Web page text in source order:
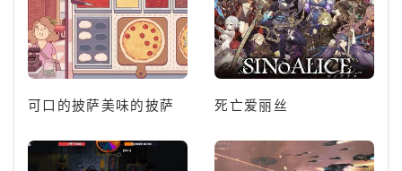
可口的披萨美味的披萨 死亡爱丽丝